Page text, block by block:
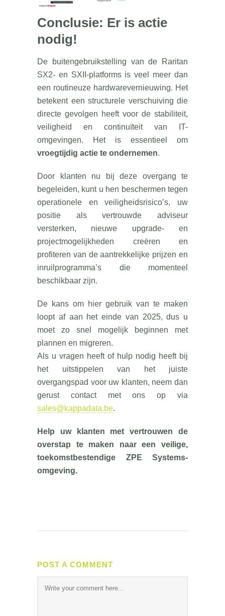
Conclusie: Er is actie
nodig!
De buitengebruikstelling van de Raritan
SX2- en SXII-platforms is veel meer dan
een routineuze hardwarevernieuwing. Het
betekent een structurele verschuiving die
directe gevolgen heeft voor de stabiliteit,
veiligheid en continuïteit van IT-
omgevingen. Het is essentieel om
vroegtijdig actie te ondernemen.
Door klanten nu bij deze overgang te
begeleiden, kunt u hen beschermen tegen
operationele en veiligheidsrisico’s, uw
positie als vertrouwde adviseur
versterken, nieuwe upgrade- en
projectmogelijkheden creëren en
profiteren van de aantrekkelijke prijzen en
inruilprogramma’s die momenteel
beschikbaar zijn.
De kans om hier gebruik van te maken
loopt af aan het einde van 2025, dus u
moet zo snel mogelijk beginnen met
plannen en migreren.
Als u vragen heeft of hulp nodig heeft bij
het uitstippelen van het juiste
overgangspad voor uw klanten, neem dan
gerust contact met ons op via
sales@kappadata.be.
Help uw klanten met vertrouwen de
overstap te maken naar een veilige,
toekomstbestendige ZPE Systems-
omgeving.
POST A COMMENT